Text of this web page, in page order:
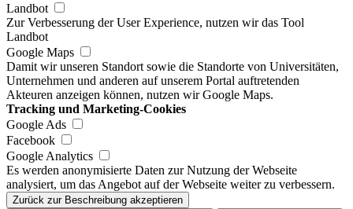
Landbot
Zur Verbesserung der User Experience, nutzen wir das Tool
Landbot
Google Maps
Damit wir unseren Standort sowie die Standorte von Universitäten,
Unternehmen und anderen auf unserem Portal auftretenden
Akteuren anzeigen können, nutzen wir Google Maps.
Tracking und Marketing-Cookies
Google Ads
Facebook
Google Analytics
Es werden anonymisierte Daten zur Nutzung der Webseite
analysiert, um das Angebot auf der Webseite weiter zu verbessern.
Zurück zur Beschreibung akzeptieren